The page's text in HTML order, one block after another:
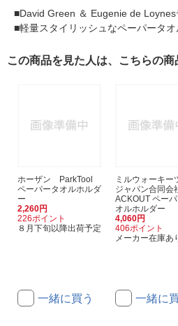
■David Green ＆ Eugenie de Loynes
■軽量スタイリッシュなペーパータ
この商品を見た人は、こちらの
ホーザン ParkTool
ペーパータオルホルダ
ー
2,260円
226ポイント
８月下旬以降出荷予定
一緒に買う
ミルウォーキー
ジャパン合同
ACKOUT ペーパ
オルホルダー
4,060円
406ポイント
メーカー在庫あ
一緒に